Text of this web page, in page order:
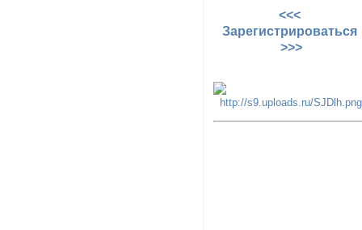
<<<
Зарегистрироваться
>>>